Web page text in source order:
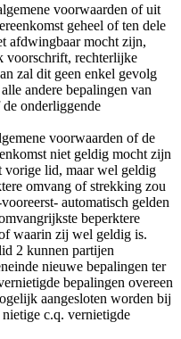
voorwaarden of uit
geheel of ten dele
afdwingbaar mocht zijn,
voorschrift, rechterlijke
zal dit geen enkel gevolg
andere bepalingen van
onderliggende
voorwaarden of de
niet geldig mocht zijn
vorige lid, maar wel geldig
omvang of strekking zou
automatisch gelden
beperktere
waarin zij wel geldig is.
2 kunnen partijen
nieuwe bepalingen ter
bepalingen overeen
aangesloten worden bij
c.q. vernietigde